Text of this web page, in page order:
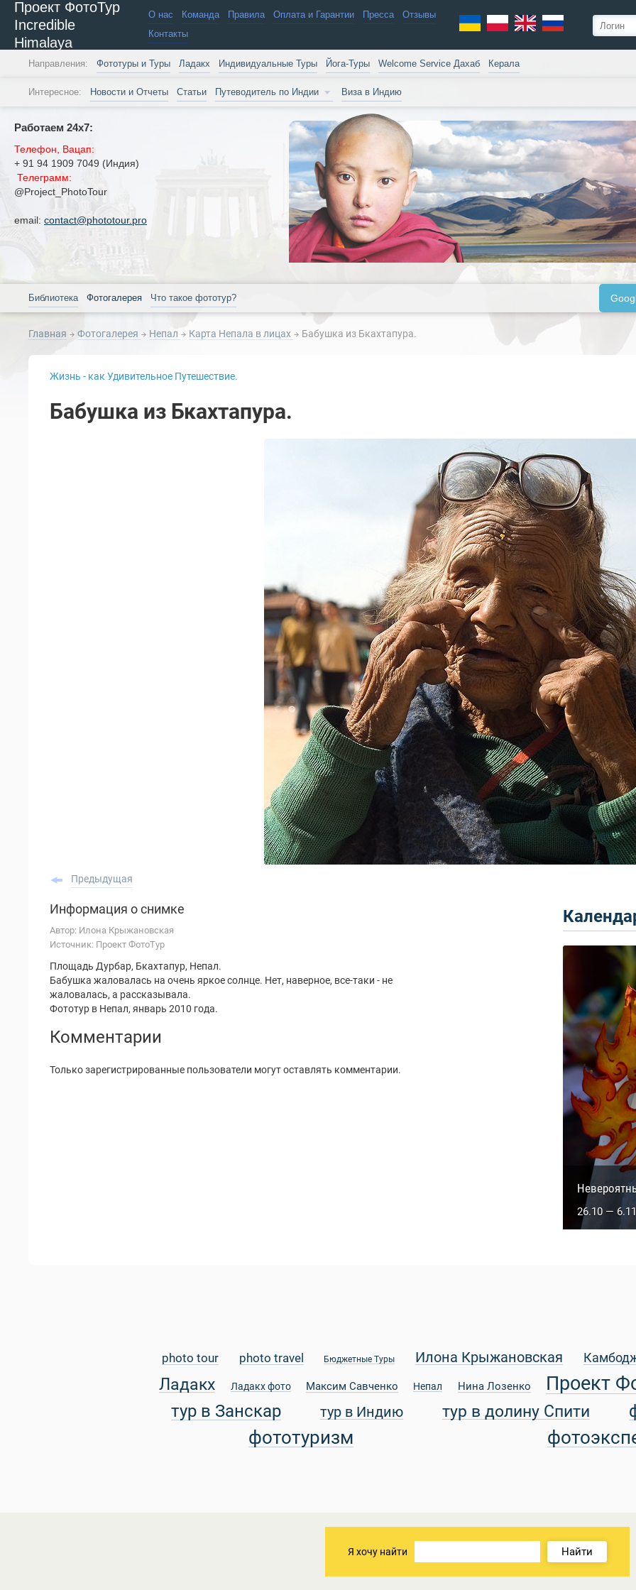
Проект ФотоТур
Incredible
Himalaya
О нас Команда Правила Оплата и Гарантии Пресса
Отзывы
Контакты
Направления: Фототуры и Туры Ладакх Индивидуальные Туры Йога-Туры Welcome Service Дахаб Керала
Интересное: Новости и Отчеты Статьи Путеводитель по Индии Виза в Индию
Работаем 24х7:
Телефон, Вацап:
+ 91 94 1909 7049 (Индия)
Телеграмм:
@Project_PhotoTour
email: contact@phototour.pro
Библиотека Фотогалерея Что такое фототур?
Главная Фотогалерея Непал Карта Непала в лицах Бабушка из Бкахтапура.
Жизнь - как Удивительное Путешествие.
Бабушка из Бкахтапура.
Предыдущая
Информация о снимке
Автор: Илона Крыжановская
Источник: Проект ФотоТур
Площадь Дурбар, Бкахтапур, Непал.
Бабушка жаловалась на очень яркое солнце. Нет, наверное, все-таки - не
жаловалась, а рассказывала.
Фототур в Непал, январь 2010 года.
Комментарии
Только зарегистрированные пользователи могут оставлять комментарии.
5.10 —
26.10 —
photo tour photo travel Бюджетные Туры Илона Крыжановская
Ладакх Ладакх фото Максим Савченко Непал Нина Лозенко Проект
тур в Занскар тур в Индию тур в долину Спити
фототуризм
Я хочу найти Найти